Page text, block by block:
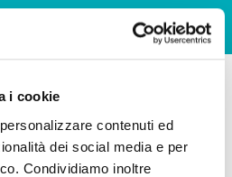
i cookie
contenuti ed
dei social media e per
Condividiamo inoltre